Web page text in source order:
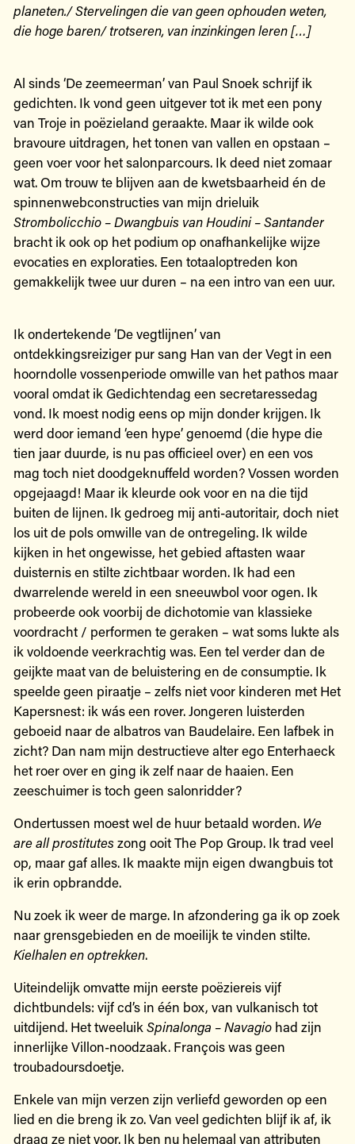
planeten./ Stervelingen die van geen ophouden weten,
die hoge baren/ trotseren, van inzinkingen leren […]
Al sinds ‘De zeemeerman’ van Paul Snoek schrijf ik
gedichten. Ik vond geen uitgever tot ik met een pony
van Troje in poëzieland geraakte. Maar ik wilde ook
bravoure uitdragen, het tonen van vallen en opstaan –
geen voer voor het salonparcours. Ik deed niet zomaar
wat. Om trouw te blijven aan de kwetsbaarheid én de
spinnenwebconstructies van mijn drieluik
Strombolicchio – Dwangbuis van Houdini – Santander
bracht ik ook op het podium op onafhankelijke wijze
evocaties en exploraties. Een totaaloptreden kon
gemakkelijk twee uur duren – na een intro van een uur.
Ik ondertekende ‘De vegtlijnen’ van
ontdekkingsreiziger pur sang Han van der Vegt in een
hoorndolle vossenperiode omwille van het pathos maar
vooral omdat ik Gedichtendag een secretaressedag
vond. Ik moest nodig eens op mijn donder krijgen. Ik
werd door iemand ‘een hype’ genoemd (die hype die
tien jaar duurde, is nu pas officieel over) en een vos
mag toch niet doodgeknuffeld worden? Vossen worden
opgejaagd! Maar ik kleurde ook voor en na die tijd
buiten de lijnen. Ik gedroeg mij anti-autoritair, doch niet
los uit de pols omwille van de ontregeling. Ik wilde
kijken in het ongewisse, het gebied aftasten waar
duisternis en stilte zichtbaar worden. Ik had een
dwarrelende wereld in een sneeuwbol voor ogen. Ik
probeerde ook voorbij de dichotomie van klassieke
voordracht / performen te geraken – wat soms lukte als
ik voldoende veerkrachtig was. Een tel verder dan de
geijkte maat van de beluistering en de consumptie. Ik
speelde geen piraatje – zelfs niet voor kinderen met Het
Kapersnest: ik wás een rover. Jongeren luisterden
geboeid naar de albatros van Baudelaire. Een lafbek in
zicht? Dan nam mijn destructieve alter ego Enterhaeck
het roer over en ging ik zelf naar de haaien. Een
zeeschuimer is toch geen salonridder?
Ondertussen moest wel de huur betaald worden. We
are all prostitutes zong ooit The Pop Group. Ik trad veel
op, maar gaf alles. Ik maakte mijn eigen dwangbuis tot
ik erin opbrandde.
Nu zoek ik weer de marge. In afzondering ga ik op zoek
naar grensgebieden en de moeilijk te vinden stilte.
Kielhalen en optrekken.
Uiteindelijk omvatte mijn eerste poëziereis vijf
dichtbundels: vijf cd’s in één box, van vulkanisch tot
uitdijend. Het tweeluik Spinalonga – Navagiohad zijn
innerlijke Villon-noodzaak. François was geen
troubadoursdoetje.
Enkele van mijn verzen zijn verliefd geworden op een
lied en die breng ik zo. Van veel gedichten blijf ik af, ik
draag ze niet voor. Ik ben nu helemaal van attributen